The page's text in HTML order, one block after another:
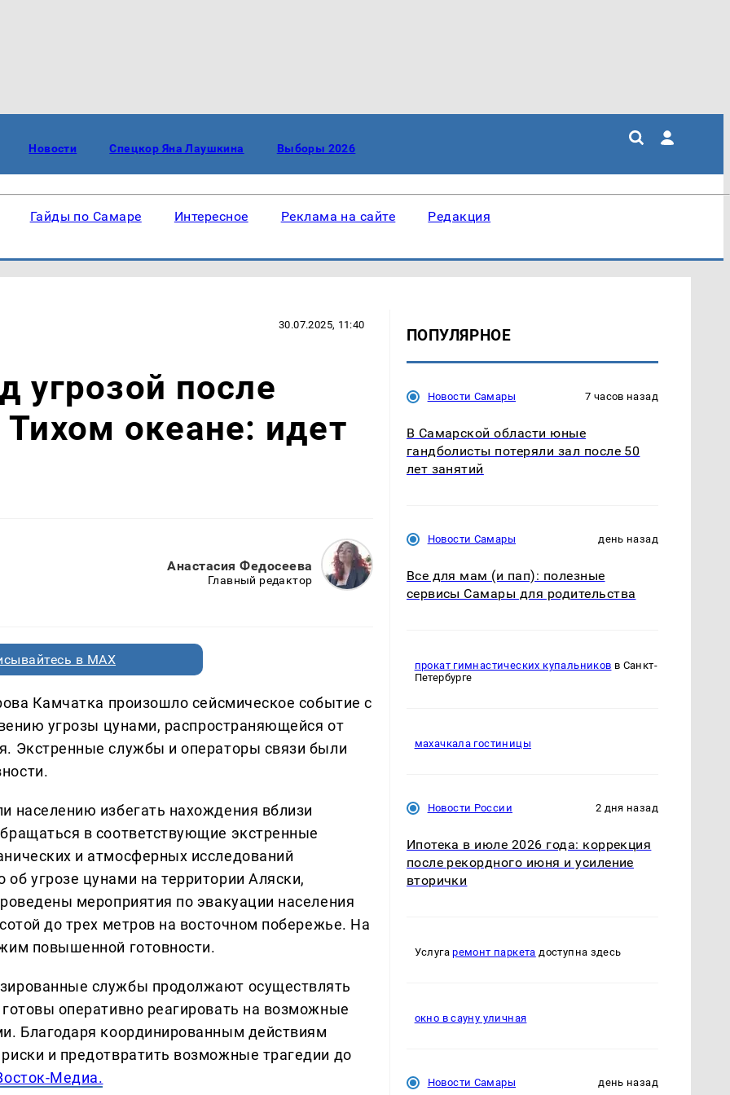
Новости Спецкор Яна Лаушкина Выборы 2026
Гайды по Самаре Интересное Реклама на сайте Редакция
30.07.2025, 11:40
угрозой после
океане: идет
Анастасия Федосеева
Главный редактор
в MAX
Камчатка произошло сейсмическое событие с
угрозы цунами, распространяющейся от
Экстренные службы и операторы связи были
населению избегать нахождения вблизи
в соответствующие экстренные
и атмосферных исследований
угрозе цунами на территории Аляски,
мероприятия по эвакуации населения
до трех метров на восточном побережье. На
повышенной готовности.
службы продолжают осуществлять
оперативно реагировать на возможные
Благодаря координированным действиям
и предотвратить возможные трагедии до
Медиа.
ПОПУЛЯРНОЕ
Новости Самары 7 часов назад
В Самарской области юные
гандболисты потеряли зал после 50
лет занятий
Новости Самары день назад
Все для мам (и пап): полезные
сервисы Самары для родительства
прокат гимнастических купальников в Санкт-
Петербурге
махачкала гостиницы
Новости России 2 дня назад
Ипотека в июле 2026 года: коррекция
после рекордного июня и усиление
вторички
Услугаремонт паркета доступна здесь
окно в сауну уличная
Новости Самары день назад